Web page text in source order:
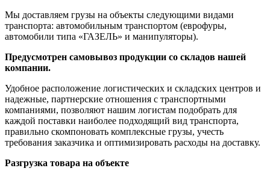
Мы доставляем грузы на объекты следующими видами
транспорта: автомобильным транспортом (еврофуры,
автомобили типа «ГАЗЕЛЬ» и манипуляторы).
Предусмотрен самовывоз продукции со складов нашей
компании.
Удобное расположение логистических и складских центров и
надежные, партнерские отношения с транспортными
компаниями, позволяют нашим логистам подобрать для
каждой поставки наиболее подходящий вид транспорта,
правильно скомпоновать комплексные грузы, учесть
требования заказчика и оптимизировать расходы на доставку.
Разгрузка товара на объекте